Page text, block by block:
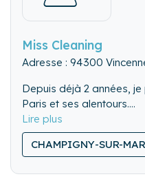
Miss Cleaning
Adresse : 94300
Depuis déjà 2 années,
Paris et ses alentours.
J'ai donc une équipe
travailler dans ce genre
notre lingerie et
CHAMPIGNY-SUR-